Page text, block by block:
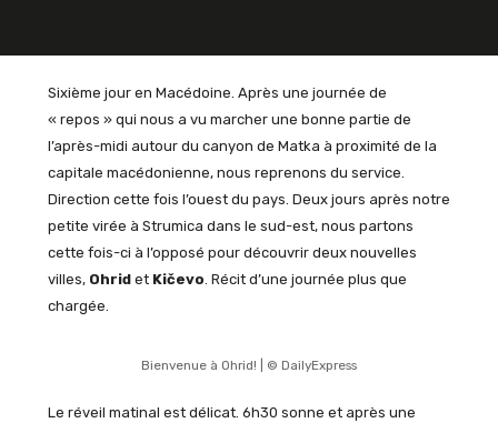
Sixième jour en Macédoine. Après une journée de
« repos » qui nous a vu marcher une bonne partie de
l’après-midi autour du canyon de Matka à proximité de la
capitale macédonienne, nous reprenons du service.
Direction cette fois l’ouest du pays. Deux jours après notre
petite virée à Strumica dans le sud-est, nous partons
cette fois-ci à l’opposé pour découvrir deux nouvelles
villes, Ohridet Kičevo . Récit d’une journée plus que
chargée.
Bienvenue à Ohrid! | © DailyExpress
Le réveil matinal est délicat. 6h30 sonne et après une